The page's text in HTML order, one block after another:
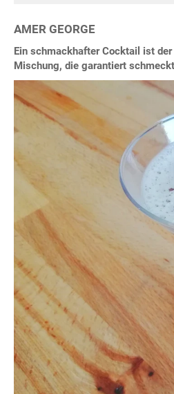
AMER GEORGE
Ein schmackhafter Cocktail ist
Mischung, die garantiert